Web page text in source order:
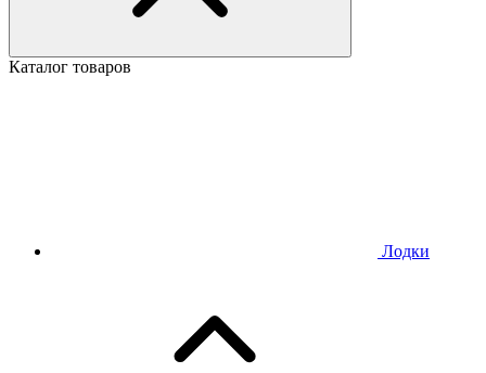
Каталог товаров
Лодки